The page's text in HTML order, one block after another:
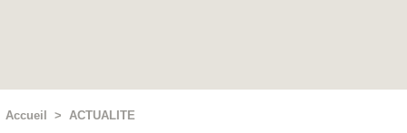
Accueil > ACTUALITE